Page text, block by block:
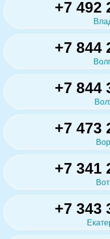
+7 492
+7 844
+7 844
+7 473
+7 341
+7 343